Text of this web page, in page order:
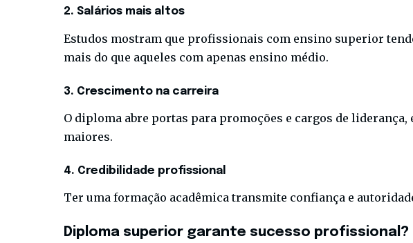
2. Salários mais altos
Estudos mostram que profissionais com ensino superior
mais do que aqueles com apenas ensino médio.
3. Crescimento na carreira
O diploma abre portas para promoções e cargos de
maiores.
4. Credibilidade profissional
Ter uma formação acadêmica transmite confiança e
Diploma superior garante sucesso profissional?